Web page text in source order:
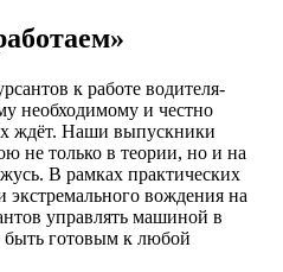
к работе водителя-
необходимому и честно
ждёт. Наши выпускники
не только в теории, но и на
В рамках практических
экстремального вождения на
управлять машиной в
быть готовым к любой